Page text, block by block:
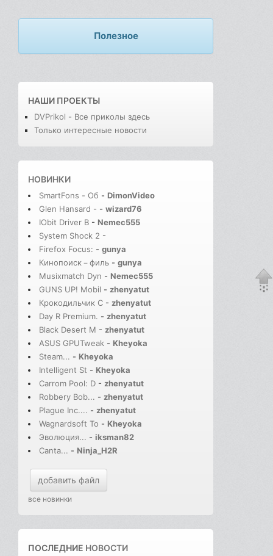
Полезное
НАШИ ПРОЕКТЫ
DVPrikol - Все приколы здесь
Только интересные новости
НОВИНКИ
SmartFons - Об - DimonVideo
Glen Hansard - - wizard76
IObit Driver B - Nemec555
System Shock 2 -
Firefox Focus: - gunya
Кинопоиск－филь - gunya
Musixmatch Dyn - Nemec555
GUNS UP! Mobil - zhenyatut
Крокодильчик С - zhenyatut
Day R Premium. - zhenyatut
Black Desert M - zhenyatut
ASUS GPUTweak - Kheyoka
Steam... - Kheyoka
Intelligent St - Kheyoka
Carrom Pool: D - zhenyatut
Robbery Bob... - zhenyatut
Plague Inc.... - zhenyatut
Wagnardsoft To - Kheyoka
Эволюция... - iksman82
Canta... - Ninja_H2R
добавить файл
все новинки
ПОСЛЕДНИЕ НОВОСТИ